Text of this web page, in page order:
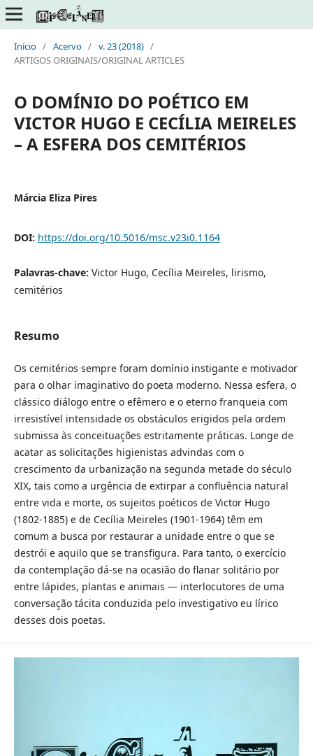
Início / Acervo / v. 23 (2018) /
ARTIGOS ORIGINAIS/ORIGINAL ARTICLES
O DOMÍNIO DO POÉTICO EM
VICTOR HUGO E CECÍLIA MEIRELES
– A ESFERA DOS CEMITÉRIOS
Márcia Eliza Pires
DOI: https://doi.org/10.5016/msc.v23i0.1164
Palavras-chave: Victor Hugo, Cecília Meireles, lirismo,
cemitérios
Resumo
Os cemitérios sempre foram domínio instigante e motivador
para o olhar imaginativo do poeta moderno. Nessa esfera, o
clássico diálogo entre o efêmero e o eterno franqueia com
irresistível intensidade os obstáculos erigidos pela ordem
submissa às conceituações estritamente práticas. Longe de
acatar as solicitações higienistas advindas com o
crescimento da urbanização na segunda metade do século
XIX, tais como a urgência de extirpar a confluência natural
entre vida e morte, os sujeitos poéticos de Victor Hugo
(1802-1885) e de Cecília Meireles (1901-1964) têm em
comum a busca por restaurar a unidade entre o que se
destrói e aquilo que se transfigura. Para tanto, o exercício
da contemplação dá-se na ocasião do flanar solitário por
entre lápides, plantas e animais — interlocutores de uma
conversação tácita conduzida pelo investigativo eu lírico
desses dois poetas.